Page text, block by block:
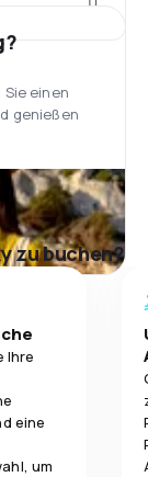
einen
genießen
zu buchen?
Ihre
eine
um